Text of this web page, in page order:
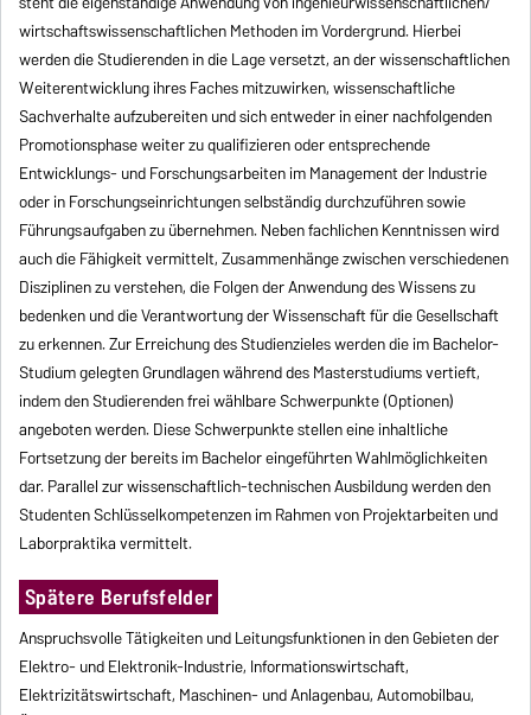
wirtschaftswissenschaftlichen Methoden im Vordergrund. Hierbei
werden die Studierenden in die Lage versetzt, an der wissenschaftlichen
Weiterentwicklung ihres Faches mitzuwirken, wissenschaftliche
Sachverhalte aufzubereiten und sich entweder in einer nachfolgenden
Promotionsphase weiter zu qualifizieren oder entsprechende
Entwicklungs- und Forschungsarbeiten im Management der Industrie
oder in Forschungseinrichtungen selbständig durchzuführen sowie
Führungsaufgaben zu übernehmen. Neben fachlichen Kenntnissen wird
auch die Fähigkeit vermittelt, Zusammenhänge zwischen verschiedenen
Disziplinen zu verstehen, die Folgen der Anwendung des Wissens zu
bedenken und die Verantwortung der Wissenschaft für die Gesellschaft
zu erkennen. Zur Erreichung des Studienzieles werden die im Bachelor-
Studium gelegten Grundlagen während des Masterstudiums vertieft,
indem den Studierenden frei wählbare Schwerpunkte (Optionen)
angeboten werden. Diese Schwerpunkte stellen eine inhaltliche
Fortsetzung der bereits im Bachelor eingeführten Wahlmöglichkeiten
dar. Parallel zur wissenschaftlich-technischen Ausbildung werden den
Studenten Schlüsselkompetenzen im Rahmen von Projektarbeiten und
Laborpraktika vermittelt.
Spätere Berufsfelder
Anspruchsvolle Tätigkeiten und Leitungsfunktionen in den Gebieten der
Elektro- und Elektronik-Industrie, Informationswirtschaft,
Elektrizitätswirtschaft, Maschinen- und Anlagenbau, Automobilbau,